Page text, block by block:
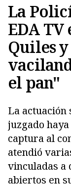
La
EDA TV
Quiles
el pan"
La actuación
juzgado
captura al
atendió
vinculadas a
abiertos en
Copiar